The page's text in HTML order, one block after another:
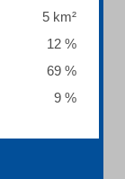
5 km²
12 %
69 %
9 %